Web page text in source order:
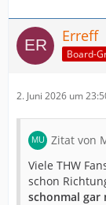
Erreff
Board-
2. Juni 2026 um
Zitat von
Viele THW
schon
schonmal gar